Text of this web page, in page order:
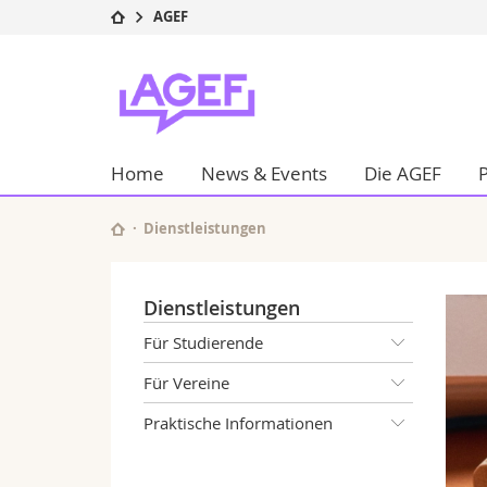
Universität
Studium
Campus
Universität
Weiterbildung
Philosophische
Fak. für
AGEF
AGEF
Home News & Events Die AGEF
Dienstleistungen
Dienstleistungen
Für Studierende
Für Vereine
Praktische Informationen